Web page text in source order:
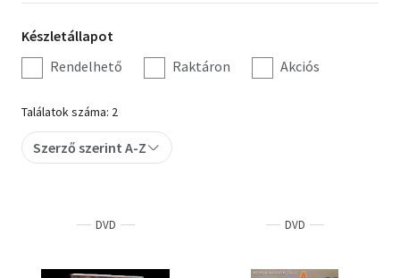
Hobbi, szabadidő
Irodalom
Művészet
Szakkönyv
Tankönyv, segédkönyv
Társadalomtudomány
Készletállapot
szűrés
Készletállapot
Rendelhető
Raktáron Akciós
Találatok száma: 2
Szerző szerint A-Z
DVD DVD